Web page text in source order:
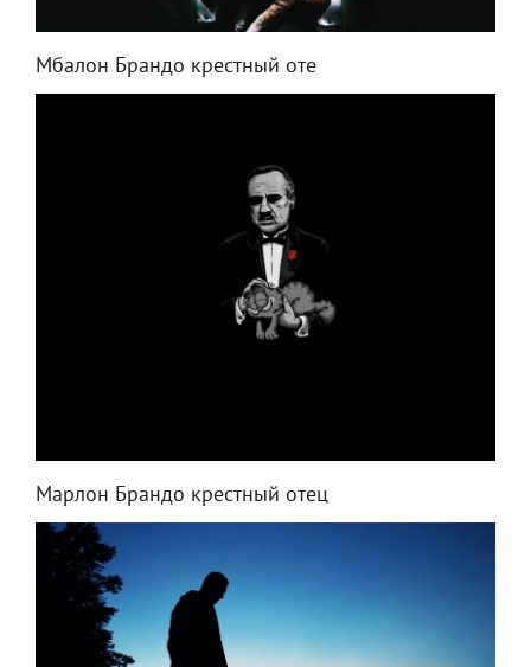
Мбалон Брандо крестный оте
Марлон Брандо крестный отец